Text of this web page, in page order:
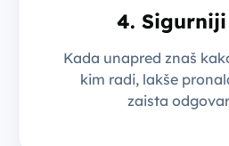
4.
Kada unapred znaš
kim radi, lakše
zaista